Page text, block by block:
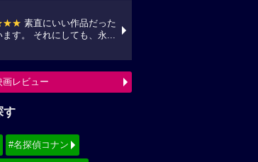
素直にいい作品だった
ます。 それにしても、永...
画レビュー
す
#名探偵コナン